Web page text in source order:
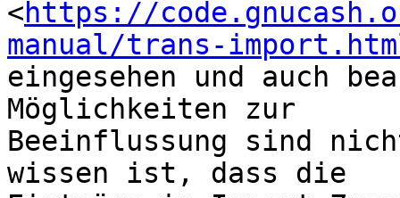
<https://
manual/trans-
eingesehen und auch
Möglichkeiten zur
Beeinflussung sind
wissen ist, dass die